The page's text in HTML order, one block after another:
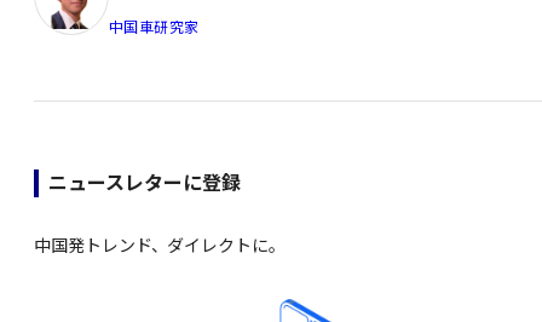
中国車研究家
ニュースレターに登録
中国発トレンド、ダイレクトに。